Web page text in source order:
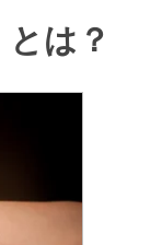
は？